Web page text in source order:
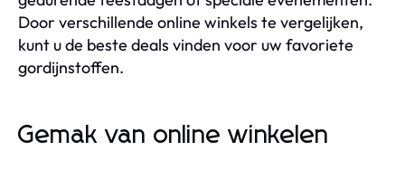
Door verschillende online winkels te vergelijken,
kunt u de beste deals vinden voor uw favoriete
gordijnstoffen.
Gemak van online winkelen